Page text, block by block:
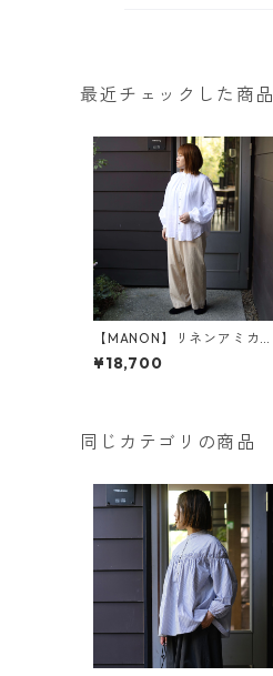
最近チェックした商品
【MANON】リネンアミカル
シャツ(MNN-SH-245)
¥18,700
同じカテゴリの商品